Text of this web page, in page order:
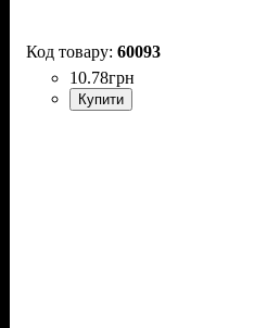
60093
10.78грн
Купити